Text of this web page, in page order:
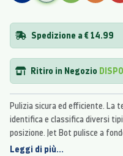
Spedizione a € 14.99
Ritiro in Negozio
Pulizia sicura ed efficiente. La
identifica e classifica diversi
posizione. Jet Bot pulisce a
una distanza di sicurezza dagli
Leggi di più...